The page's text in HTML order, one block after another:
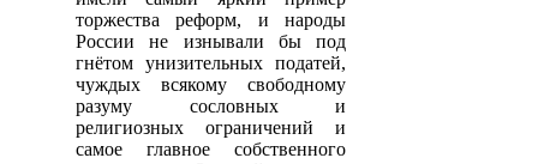
торжества реформ, и народы
России не изнывали бы под
гнётом унизительных податей,
чуждых всякому свободному
разуму сословных и
религиозных ограничений и
самое главное собственного